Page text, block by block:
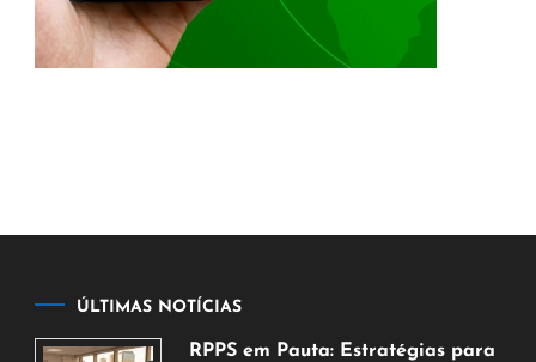
ÚLTIMAS NOTÍCIAS
RPPS em Pauta: Estratégias para